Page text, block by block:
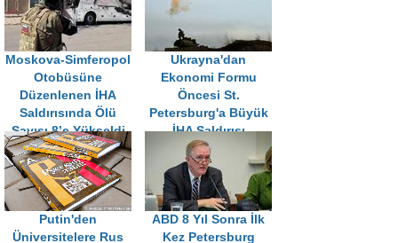
Moskova-Simferopol
Otobüsüne
Düzenlenen İHA
Saldırısında Ölü
Sayısı 8’e Yükseldi
Ukrayna'dan
Ekonomi Formu
Öncesi St.
Petersburg'a Büyük
İHA Saldırısı
Putin'den
Üniversitelere Rus
ABD 8 Yıl Sonra İlk
Kez Petersburg